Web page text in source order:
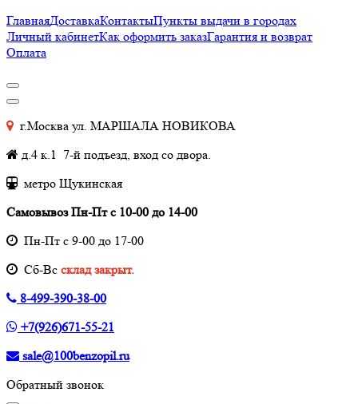
ГлавнаяДоставкаКонтактыПункты выдачи в городах
Личный кабинетКак оформить заказГарантия и возврат
Оплата
г.Москва ул. МАРШАЛА НОВИКОВА
д.4 к.1 7-й подъезд, вход со двора.
метро Щукинская
Самовывоз Пн-Пт с 10-00 до 14-00
Пн-Пт с 9-00 до 17-00
Cб-Вс склад закрыт.
8-499-390-38-00
+7(926)671-55-21
sale@100benzopil.ru
Обратный звонок